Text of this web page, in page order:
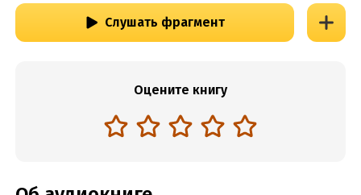
Слушать фрагмент
Оцените книгу